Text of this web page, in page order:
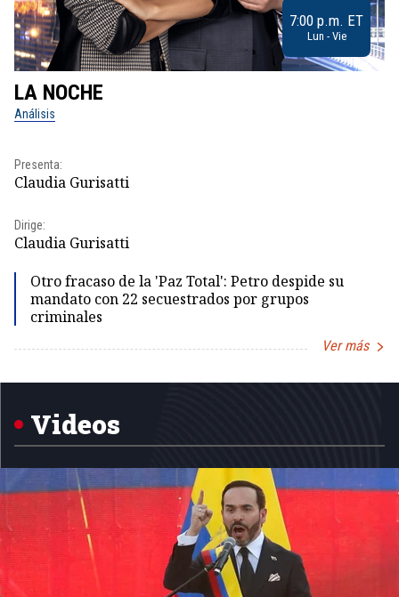
7:00 p.m. ET
Lun - Vie
LA NOCHE
Análisis
Presenta:
Claudia Gurisatti
Dirige:
Claudia Gurisatti
Otro fracaso de la 'Paz Total': Petro despide su
mandato con 22 secuestrados por grupos
criminales
Ver más
1
Videos